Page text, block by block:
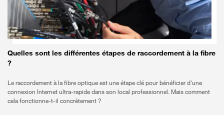
Quelles sont les différentes étapes de raccordement à la fibre
?
Le raccordement à la fibre optique est une étape clé pour bénéficier d'une
connexion Internet ultra-rapide dans son local professionnel. Mais comment
cela fonctionne-t-il concrètement ?